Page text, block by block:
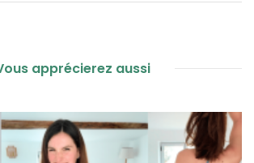
apprécierez aussi